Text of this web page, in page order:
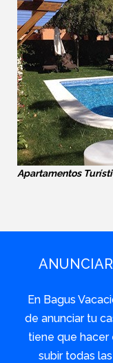
Apartamentos
En Bagus
de anunciar tu
tiene que
subir todas